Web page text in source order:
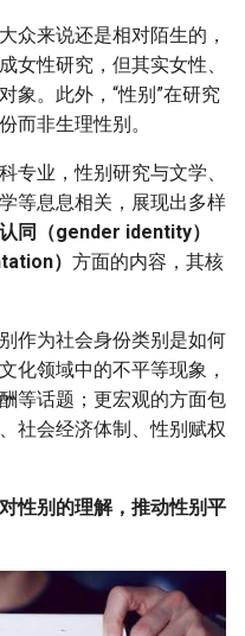
众来说还是相对陌生的，
女性研究，但其实女性、
象。此外，“性别”在研究
而非生理性别。
专业，性别研究与文学、
等息息相关，展现出多样
同（gender identity）
） 方面的内容，其核
作为社会身份类别是如何
化领域中的不平等现象，
等话题；更宏观的方面包
社会经济体制、性别赋权
性别的理解，推动性别平